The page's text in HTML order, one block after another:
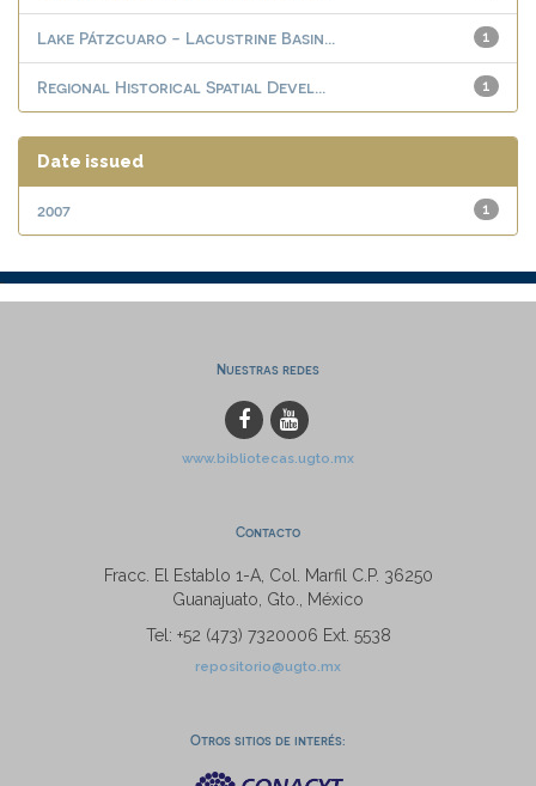
1
Lake Pátzcuaro - Lacustrine Basin...
1
Regional Historical Spatial Devel...
Date issued
1
2007
Nuestras redes
www.bibliotecas.ugto.mx
Contacto
Fracc. El Establo 1-A, Col. Marfil C.P. 36250
Guanajuato, Gto., México
Tel: +52 (473) 7320006 Ext. 5538
repositorio@ugto.mx
Otros sitios de interés: